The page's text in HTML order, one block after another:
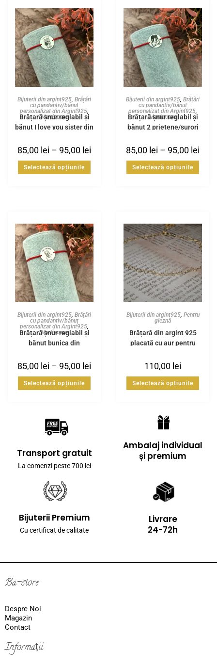
Bijuterii din argint925 Brățări
cu pandantiv/bănuț
personalizat din Argint925
Martisoare
Brățară șnur reglabil și
bănuț I love you sister din
85,00 lei – 95,00 lei
Selectează opțiunile
Bijuterii din argint925 Brățări
cu pandantiv/bănuț
personalizat din Argint925
Martisoare
Brățară șnur reglabil și
bănuț 2 prietene/surori
85,00 lei – 95,00 lei
Selectează opțiunile
Bijuterii din argint925, Brățări
cu pandantiv/bănuț
personalizat din Argint925,
Martisoare
Brățară șnur reglabil și
bănuț bunica din
85,00 lei – 95,00 lei
Selectează opțiunile
Bijuterii din argint925, Pentru
gleznă
Brățară din argint 925
placată cu aur pentru
110,00 lei
Selectează opțiunile
Transport gratuit
La comenzi peste 700 lei
Ambalaj individual
și premium
Bijuterii Premium
Cu certificat de calitate
Livrare
24-72h
Ba-store
Despre Noi
Magazin
Contact
Informații